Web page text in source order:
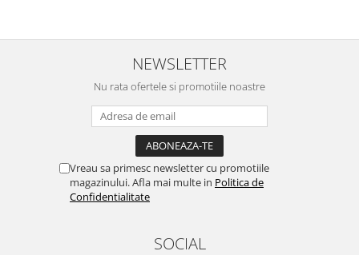
NEWSLETTER
Nu rata ofertele si promotiile noastre
Vreau sa primesc newsletter cu promotiile
magazinului. Afla mai multe in Politica de
Confidentialitate
SOCIAL